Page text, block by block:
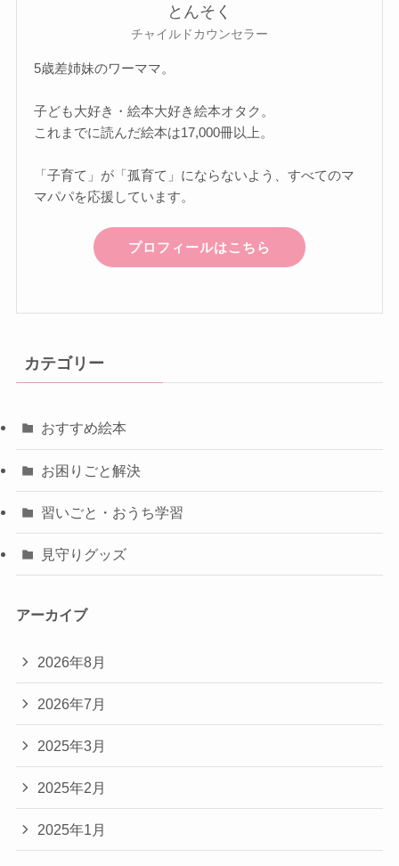
とんそく
チャイルドカウンセラー
5歳差姉妹のワーママ。
子ども大好き・絵本大好き絵本オタク。
これまでに読んだ絵本は17,000冊以上。
「子育て」が「孤育て」にならないよう、すべてのマ
マパパを応援しています。
プロフィールはこちら
カテゴリー
おすすめ絵本
お困りごと解決
習いごと・おうち学習
見守りグッズ
アーカイブ
2026年8月
2026年7月
2025年3月
2025年2月
2025年1月